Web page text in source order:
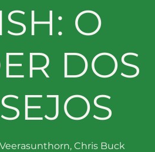
O
DOS
Chris Buck